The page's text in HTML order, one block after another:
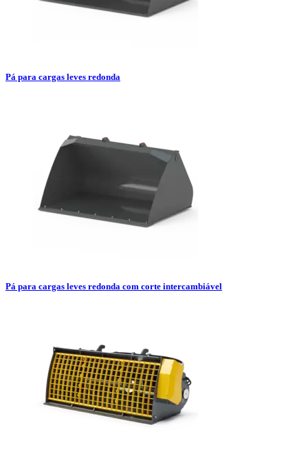
Pá para cargas leves redonda
Pá para cargas leves redonda com corte intercambiável